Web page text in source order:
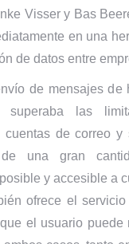
Visser y Bas
en una
de datos entre
de mensajes de
superaba las
de correo y
una gran
y accesible a
ofrece el
el usuario puede